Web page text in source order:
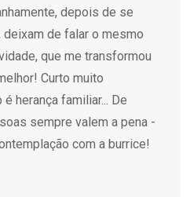
depois de se
deixam de falar o mesmo
que me transformou
Curto muito
herança familiar... De
sempre valem a pena -
com a burrice!